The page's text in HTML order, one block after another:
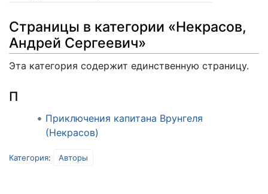
Перейти к:
Страницы в категории «Некрасов,
Андрей Сергеевич»
Эта категория содержит единственную страницу.
П
Приключения капитана Врунгеля
(Некрасов)
Категория: Авторы